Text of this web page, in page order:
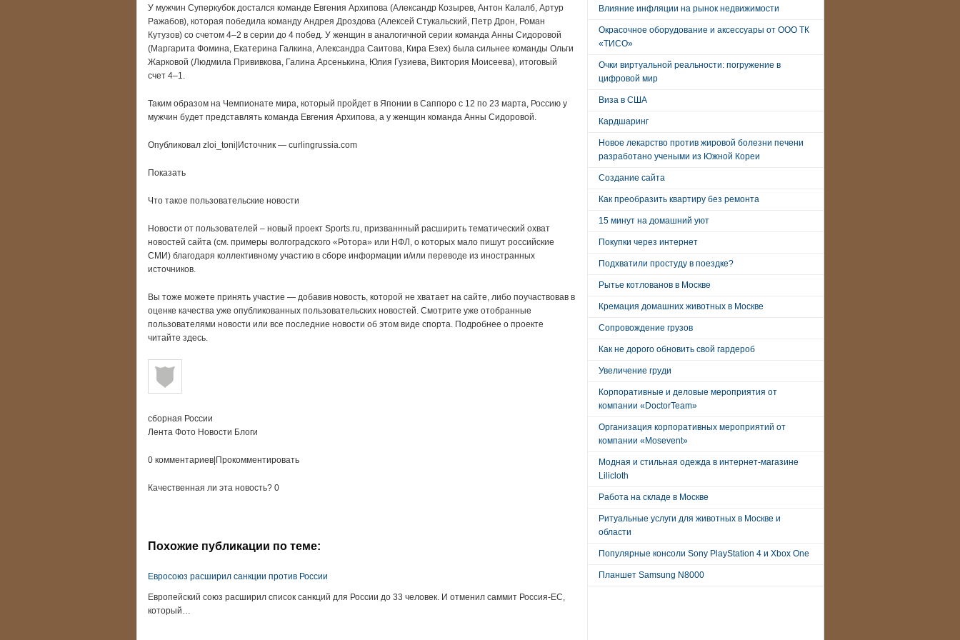
У мужчин Суперкубок достался команде Евгения Архипова (Александр Козырев, Антон Калалб, Артур
Ражабов), которая победила команду Андрея Дроздова (Алексей Стукальский, Петр Дрон, Роман
Кутузов) со счетом 4–2 в серии до 4 побед. У женщин в аналогичной серии команда Анны Сидоровой
(Маргарита Фомина, Екатерина Галкина, Александра Саитова, Кира Езех) была сильнее команды Ольги
Жарковой (Людмила Прививкова, Галина Арсенькина, Юлия Гузиева, Виктория Моисеева), итоговый
счет 4–1.
Таким образом на Чемпионате мира, который пройдет в Японии в Саппоро с 12 по 23 марта, Россию у
мужчин будет представлять команда Евгения Архипова, а у женщин команда Анны Сидоровой.
Опубликовал zloi_toni|Источник — curlingrussia.com
Показать
Что такое пользовательские новости
Новости от пользователей – новый проект Sports.ru, призваннный расширить тематический охват
новостей сайта (см. примеры волгоградского «Ротора» или НФЛ, о которых мало пишут российские
СМИ) благодаря коллективному участию в сборе информации и/или переводе из иностранных
источников.
Вы тоже можете принять участие — добавив новость, которой не хватает на сайте, либо поучаствовав в
оценке качества уже опубликованных пользовательских новостей. Смотрите уже отобранные
пользователями новости или все последние новости об этом виде спорта. Подробнее о проекте
читайте здесь.
сборная России
Лента Фото Новости Блоги
0 комментариев|Прокомментировать
Качественная ли эта новость? 0
Похожие публикации по теме:
Евросоюз расширил санкции против России
Европейский союз расширил список санкций для России до 33 человек. И отменил саммит Россия-ЕС,
который…
Влияние инфляции на рынок недвижимости
Окрасочное оборудование и аксессуары от ООО ТК
«ТИСО»
Очки виртуальной реальности: погружение в
цифровой мир
Виза в США
Кардшаринг
Новое лекарство против жировой болезни печени
разработано учеными из Южной Кореи
Создание сайта
Как преобразить квартиру без ремонта
15 минут на домашний уют
Покупки через интернет
Подхватили простуду в поездке?
Рытье котлованов в Москве
Кремация домашних животных в Москве
Сопровождение грузов
Как не дорого обновить свой гардероб
Увеличение груди
Корпоративные и деловые мероприятия от
компании «DoctorTeam»
Организация корпоративных мероприятий от
компании «Mosevent»
Модная и стильная одежда в интернет-магазине
Lilicloth
Работа на складе в Москве
Ритуальные услуги для животных в Москве и
области
Популярные консоли Sony PlayStation 4 и Xbox One
Планшет Samsung N8000